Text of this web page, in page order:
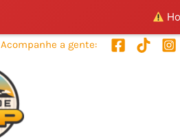
Acompanhe a gente: